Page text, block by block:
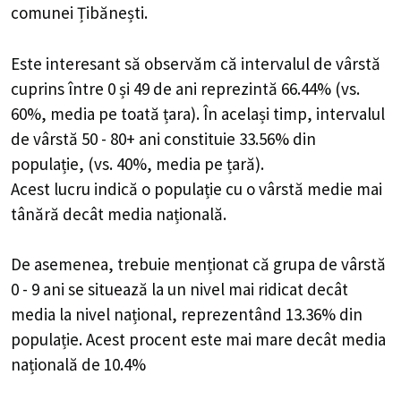
comunei Țibănești.
Este interesant să observăm că intervalul de vârstă
cuprins între 0 și 49 de ani reprezintă 66.44% (vs.
60%, media pe toată țara). În același timp, intervalul
de vârstă 50 - 80+ ani constituie 33.56% din
populație, (vs. 40%, media pe țară).
Acest lucru indică o populație cu o vârstă medie mai
tânără decât media națională.
De asemenea, trebuie menționat că grupa de vârstă
0 - 9 ani se situează la un nivel mai ridicat decât
media la nivel național, reprezentând 13.36% din
populație. Acest procent este mai mare decât media
națională de 10.4%